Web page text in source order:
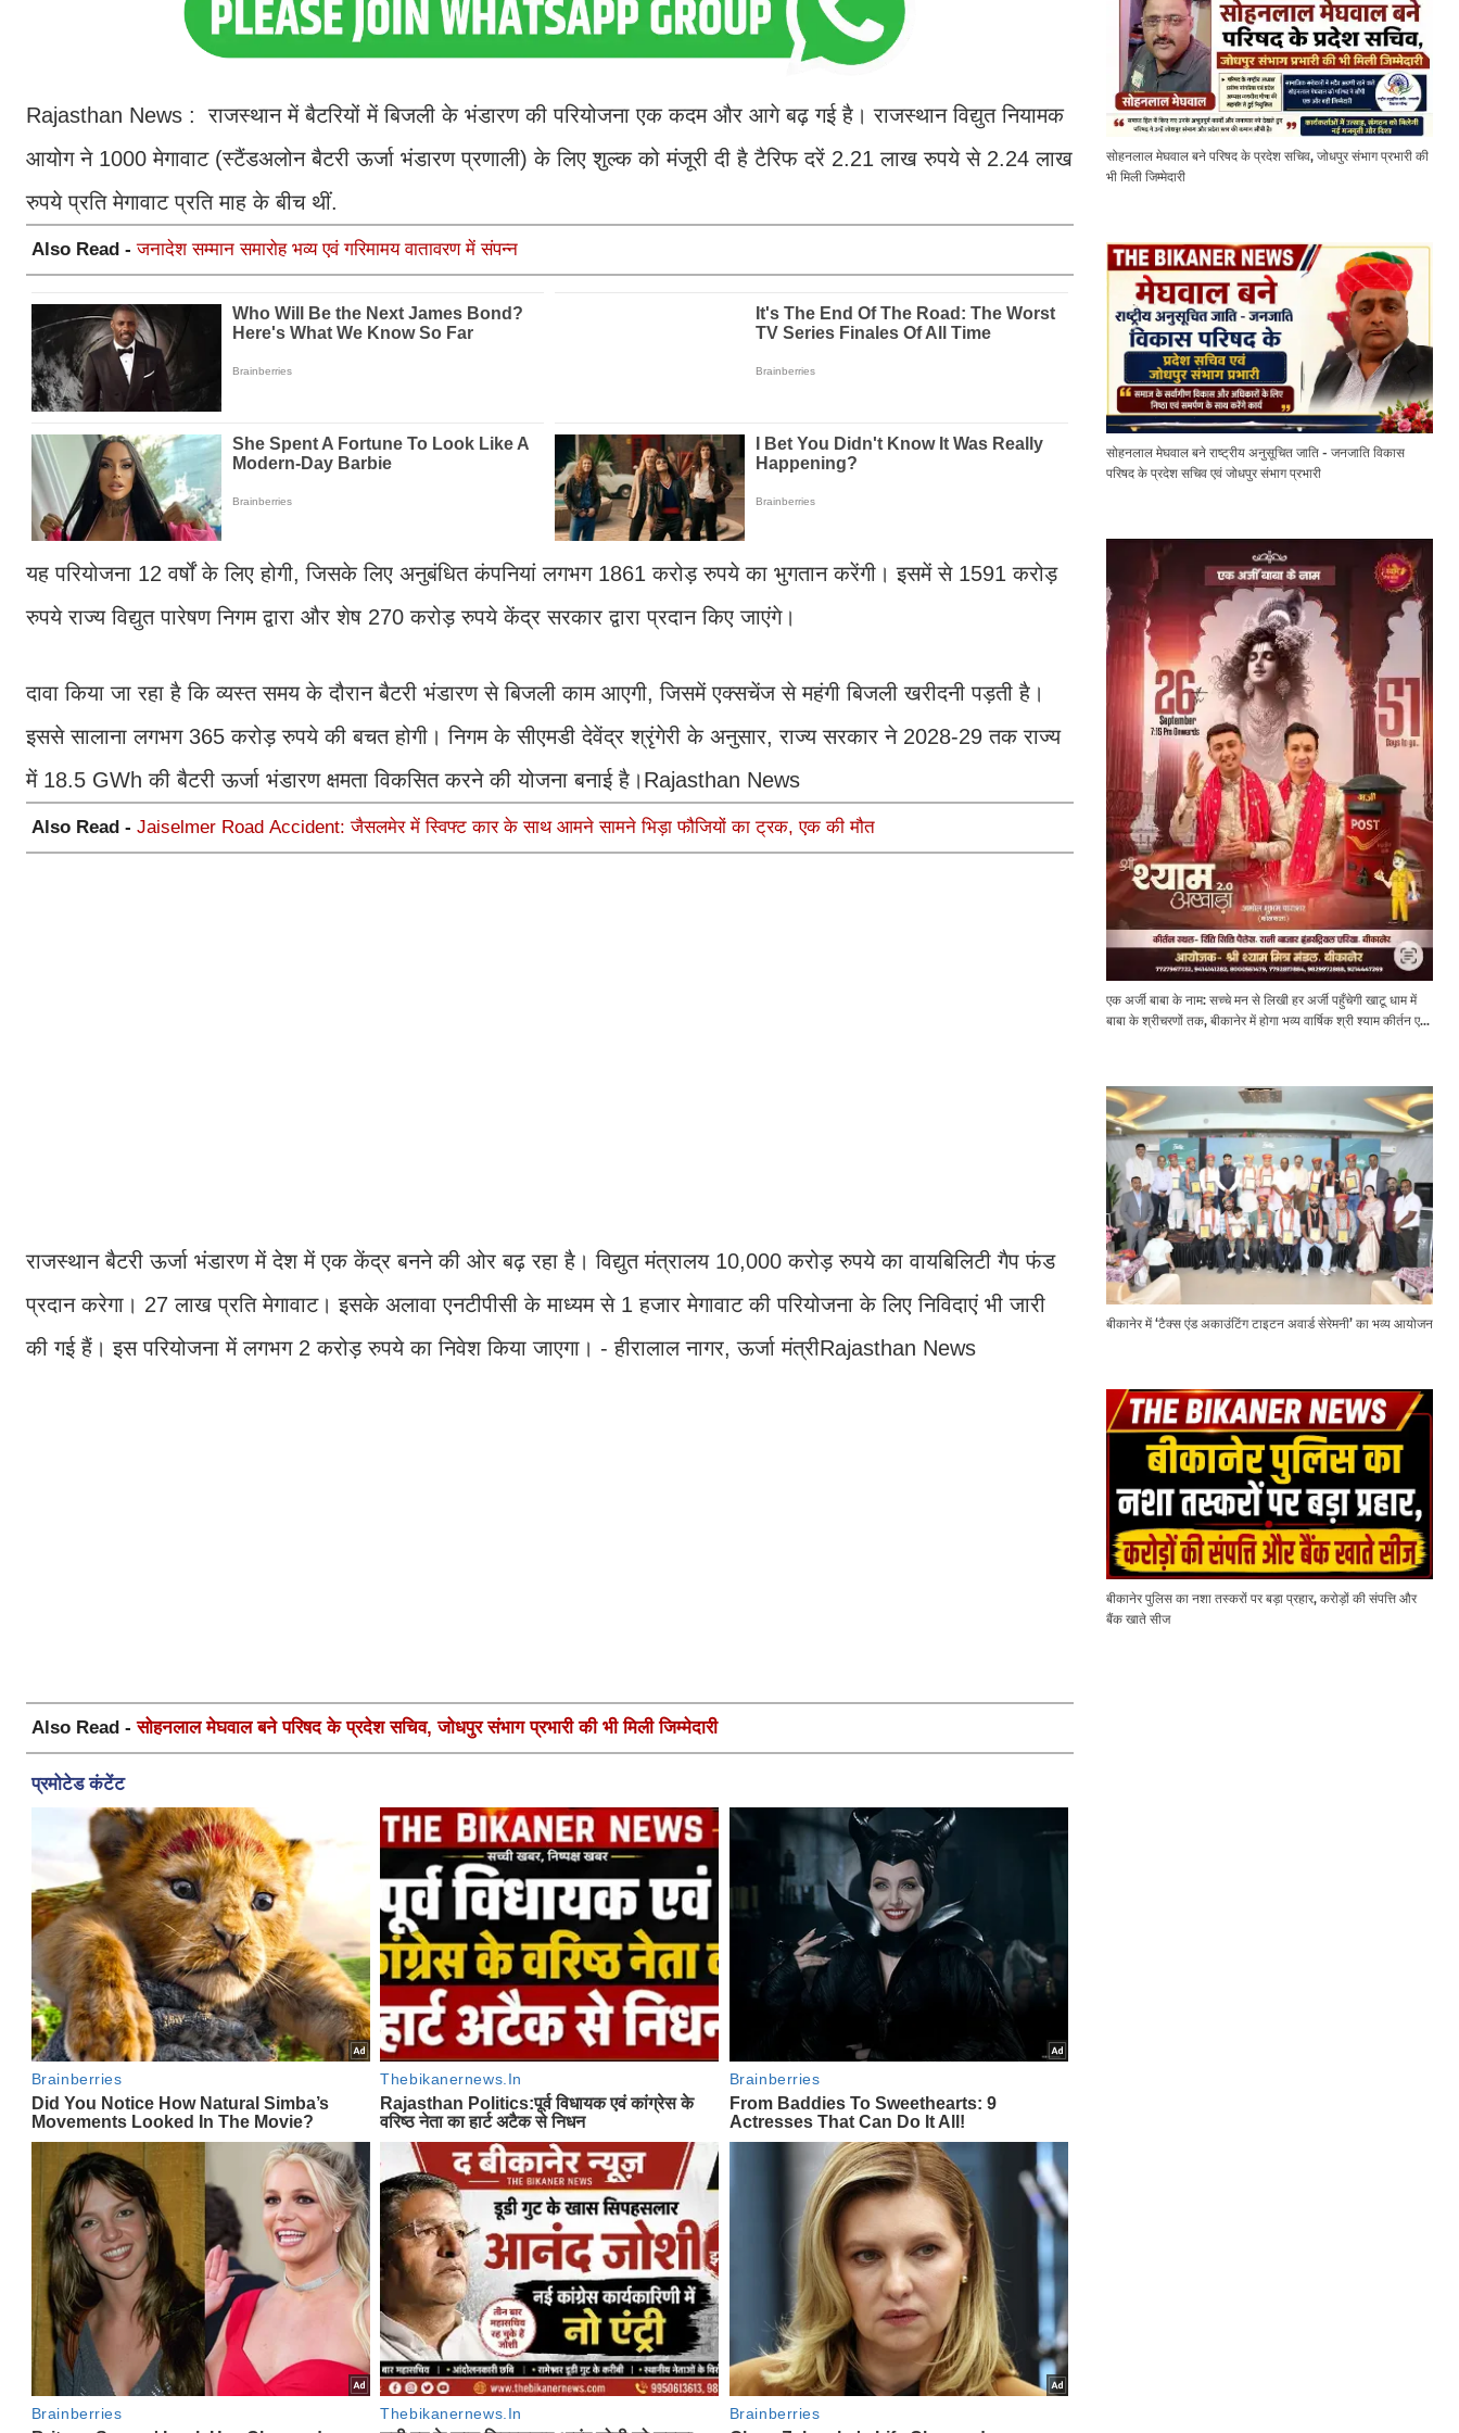
Rajasthan News : राजस्थान में बैटरियों में बिजली के भंडारण की परियोजना एक कदम और आगे बढ़ गई है। राजस्थान विद्युत नियामक
आयोग ने 1000 मेगावाट (स्टैंडअलोन बैटरी ऊर्जा भंडारण प्रणाली) के लिए शुल्क को मंजूरी दी है टैरिफ दरें 2.21 लाख रुपये से 2.24 लाख
रुपये प्रति मेगावाट प्रति माह के बीच थीं.
Also Read -जनादेश सम्मान समारोह भव्य एवं गरिमामय वातावरण में संपन्न
यह परियोजना 12 वर्षों के लिए होगी, जिसके लिए अनुबंधित कंपनियां लगभग 1861 करोड़ रुपये का भुगतान करेंगी। इसमें से 1591 करोड़
रुपये राज्य विद्युत पारेषण निगम द्वारा और शेष 270 करोड़ रुपये केंद्र सरकार द्वारा प्रदान किए जाएंगे।
दावा किया जा रहा है कि व्यस्त समय के दौरान बैटरी भंडारण से बिजली काम आएगी, जिसमें एक्सचेंज से महंगी बिजली खरीदनी पड़ती है।
इससे सालाना लगभग 365 करोड़ रुपये की बचत होगी। निगम के सीएमडी देवेंद्र श्रृंगेरी के अनुसार, राज्य सरकार ने 2028-29 तक राज्य
में 18.5 GWh की बैटरी ऊर्जा भंडारण क्षमता विकसित करने की योजना बनाई है।Rajasthan News
Also Read - Jaiselmer Road Accident: जैसलमेर में स्विफ्ट कार के साथ आमने सामने भिड़ा फौजियों का ट्रक, एक की मौत
राजस्थान बैटरी ऊर्जा भंडारण में देश में एक केंद्र बनने की ओर बढ़ रहा है। विद्युत मंत्रालय 10,000 करोड़ रुपये का वायबिलिटी गैप फंड
प्रदान करेगा। 27 लाख प्रति मेगावाट। इसके अलावा एनटीपीसी के माध्यम से 1 हजार मेगावाट की परियोजना के लिए निविदाएं भी जारी
की गई हैं। इस परियोजना में लगभग 2 करोड़ रुपये का निवेश किया जाएगा। - हीरालाल नागर, ऊर्जा मंत्रीRajasthan News
Also Read -सोहनलाल मेघवाल बने परिषद के प्रदेश सचिव, जोधपुर संभाग प्रभारी की भी मिली जिम्मेदारी
सोहनलाल मेघवाल बने परिषद के प्रदेश सचिव, जोधपुर संभाग प्रभारी की
भी मिली जिम्मेदारी
सोहनलाल मेघवाल बने राष्ट्रीय अनुसूचित जाति - जनजाति विकास
परिषद के प्रदेश सचिव एवं जोधपुर संभाग प्रभारी
एक अर्जी बाबा के नाम: सच्चे मन से लिखी हर अर्जी पहुँचेगी खाटू धाम में
बाबा के श्रीचरणों तक, बीकानेर में होगा भव्य वार्षिक श्री श्याम कीर्तन एवं
बीकानेर में ‘टैक्स एंड अकाउंटिंग टाइटन अवार्ड सेरेमनी’ का भव्य आयोजन
बीकानेर पुलिस का नशा तस्करों पर बड़ा प्रहार, करोड़ों की संपत्ति और
बैंक खाते सीज